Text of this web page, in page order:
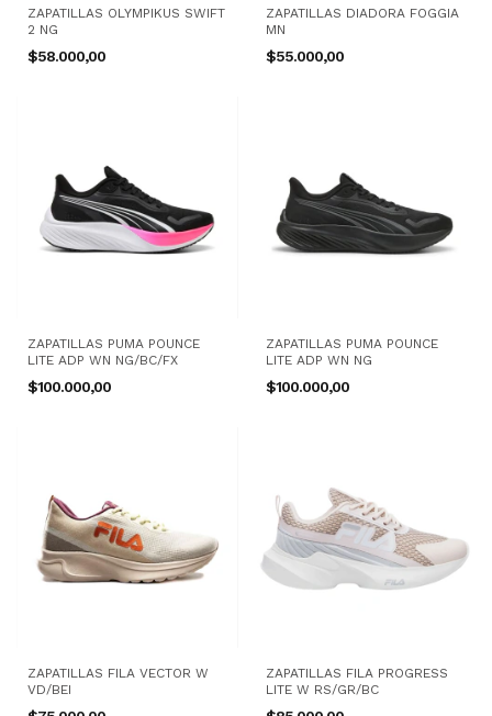
ZAPATILLAS OLYMPIKUS SWIFT
2 NG
$58.000,00
ZAPATILLAS DIADORA FOGGIA
MN
$55.000,00
ZAPATILLAS PUMA POUNCE
LITE ADP WN NG/BC/FX
$100.000,00
ZAPATILLAS PUMA POUNCE
LITE ADP WN NG
$100.000,00
ZAPATILLAS FILA VECTOR W
VD/BEI
ZAPATILLAS FILA PROGRESS
LITE W RS/GR/BC